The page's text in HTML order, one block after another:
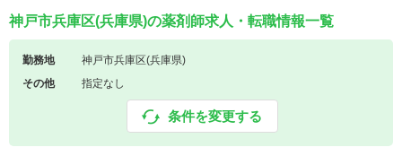
神戸市兵庫区(兵庫県)の薬剤師求人・転職情報一覧
勤務地
神戸市兵庫区(兵庫県)
その他
指定なし
条件を変更する